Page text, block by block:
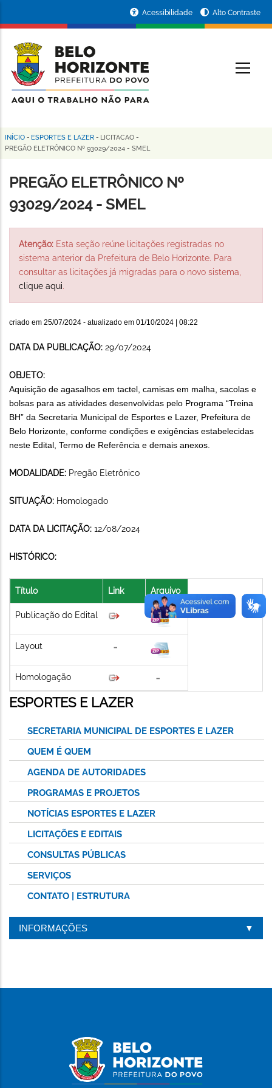
conteúdo
principal
da
Prefeitura
de
Horizonte
Acessibilidade Alto Contraste
Trilha
navegação
INÍCIO - ESPORTES E LAZER - LICITACAO -
PREGÃO ELETRÔNICO Nº 93029/2024 - SMEL
PREGÃO ELETRÔNICO Nº
93029/2024 - SMEL
Atenção: Esta seção reúne licitações registradas no
sistema anterior da Prefeitura de Belo Horizonte. Para
consultar as licitações já migradas para o novo sistema,
clique aqui.
criado em 25/07/2024 - atualizado em 01/10/2024 | 08:22
DATA DA PUBLICAÇÃO: 29/07/2024
OBJETO:
Aquisição de agasalhos em tactel, camisas em malha, sacolas e
bolsas para as atividades desenvolvidas pelo Programa “Treina
BH” da Secretaria Municipal de Esportes e Lazer, Prefeitura de
Belo Horizonte, conforme condições e exigências estabelecidas
neste Edital, Termo de Referência e demais anexos.
MODALIDADE: Pregão Eletrônico
SITUAÇÃO: Homologado
DATA DA LICITAÇÃO: 12/08/2024
HISTÓRICO:
Título Link Arquivo
Publicação do Edital
Layout
Homologação
ESPORTES E LAZER
SECRETARIA MUNICIPAL DE ESPORTES E LAZER
QUEM É QUEM
AGENDA DE AUTORIDADES
PROGRAMAS E PROJETOS
NOTÍCIAS ESPORTES E LAZER
LICITAÇÕES E EDITAIS
CONSULTAS PÚBLICAS
SERVIÇOS
CONTATO | ESTRUTURA
INFORMAÇÕES